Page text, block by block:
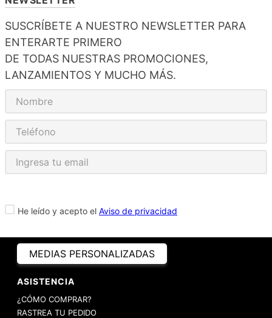
SUSCRÍBETE A NUESTRO NEWSLETTER PARA
ENTERARTE PRIMERO
DE TODAS NUESTRAS PROMOCIONES,
LANZAMIENTOS Y MUCHO MÁS.
He leído y acepto el Aviso de privacidad
MEDIAS PERSONALIZADAS
ASISTENCIA
¿CÓMO COMPRAR?
RASTREA TU PEDIDO